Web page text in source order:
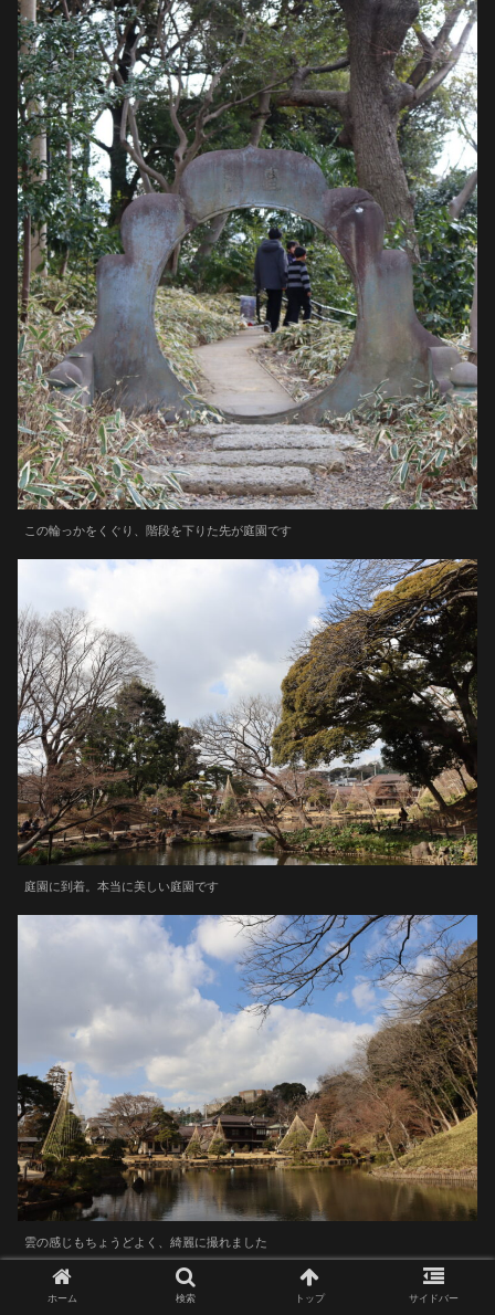
この輪っかをくぐり、階段を下りた先が庭園です
庭園に到着。本当に美しい庭園です
雲の感じもちょうどよく、綺麗に撮れました
ホーム 検索 トップ サイドバー